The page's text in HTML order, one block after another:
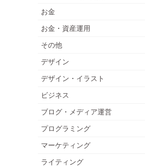
お金
お金・資産運用
その他
デザイン
デザイン・イラスト
ビジネス
ブログ・メディア運営
プログラミング
マーケティング
ライティング